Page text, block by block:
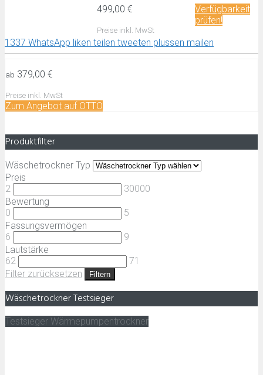
499,00 €
Preise inkl. MwSt
Verfügbarkeit
prüfen!
1337 WhatsApp liken teilen tweeten plussen mailen
ab 379,00 €
Preise inkl. MwSt
Zum Angebot auf OTTO
Produktfilter
Wäschetrockner Typ
Preis
2
30000
Bewertung
0
5
Fassungsvermögen
6
9
Lautstärke
62
71
Filter zurücksetzen
Filtern
Wäschetrockner Testsieger
Testsieger Wärmepumpentrockner